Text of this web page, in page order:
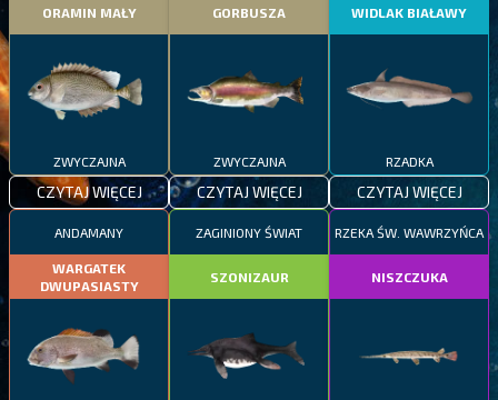
ORAMIN MAŁY
ZWYCZAJNA
CZYTAJ WIĘCEJ
GORBUSZA
ZWYCZAJNA
CZYTAJ WIĘCEJ
WIDLAK BIAŁAWY
RZADKA
CZYTAJ WIĘCEJ
ANDAMANY
WARGATEK
DWUPASIASTY
ZAGINIONY ŚWIAT
SZONIZAUR
RZEKA ŚW. WAWRZYŃCA
NISZCZUKA